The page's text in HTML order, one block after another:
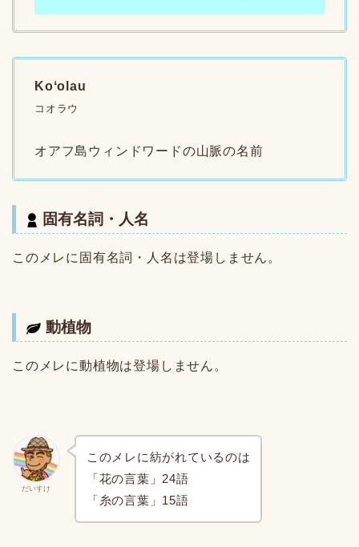
Koʻolau
コオラウ
オアフ島ウィンドワードの山脈の名前
固有名詞・人名
このメレに固有名詞・人名は登場しません。
動植物
このメレに動植物は登場しません。
だいすけ
このメレに紡がれているのは
「花の言葉」24語
「糸の言葉」15語